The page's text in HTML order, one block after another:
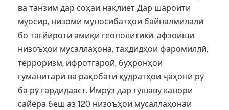
ва танзим дар соҳаи нақлиёт Дар шароити
муосир, низоми муносибатҳои байналмилалӣ
бо тағйироти амиқи геополитикӣ, афзоиши
низоъҳои мусаллаҳона, таҳдидҳои фаромиллӣ,
терроризм, ифротгароӣ, буҳронҳои
гуманитарӣ ва рақобати қудратҳои ҷаҳонӣ рӯ
ба рӯ гардидааст. Имрӯз дар гӯшаву канори
сайёра беш аз 120 низоъҳои мусаллаҳонаи